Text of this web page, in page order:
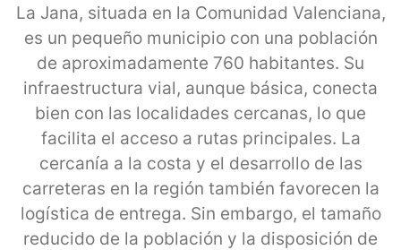
La Jana, situada en la Comunidad Valenciana,
es un pequeño municipio con una población
de aproximadamente 760 habitantes. Su
infraestructura vial, aunque básica, conecta
bien con las localidades cercanas, lo que
facilita el acceso a rutas principales. La
cercanía a la costa y el desarrollo de las
carreteras en la región también favorecen la
logística de entrega. Sin embargo, el tamaño
reducido de la población y la disposición de